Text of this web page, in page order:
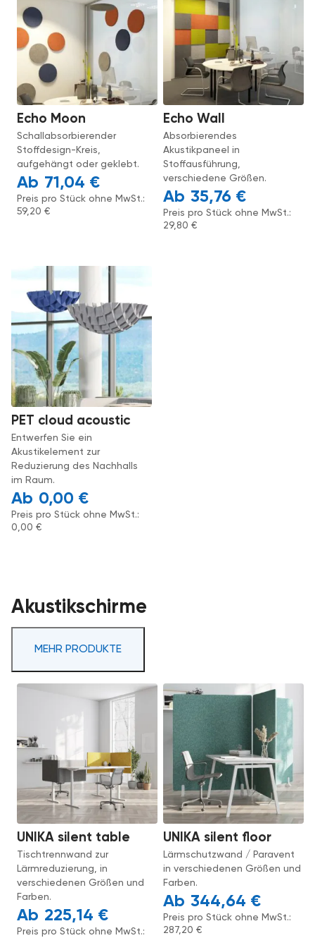
Echo Moon
Schallabsorbierender
Stoffdesign-Kreis,
aufgehängt oder geklebt.
71,04 €
Preis pro Stück ohne MwSt.:
59,20€
Echo Wall
Absorbierendes
Akustikpaneel in
Stoffausführung,
verschiedene Größen.
35,76 €
Preis pro Stück ohne MwSt.:
29,80€
PET cloud acoustic
Entwerfen Sie ein
Akustikelement zur
Reduzierung des Nachhalls
im Raum.
0,00 €
Preis pro Stück ohne MwSt.:
0,00 €
Akustikschirme
MEHR PRODUKTE
UNIKA silent table
Tischtrennwand zur
Lärmreduzierung, in
verschiedenen Größen und
Farben.
225,14 €
Preis pro Stück ohne MwSt.:
UNIKA silent floor
Lärmschutzwand / Paravent
in verschiedenen Größen und
Farben.
344,64 €
Preis pro Stück ohne MwSt.:
287,20€